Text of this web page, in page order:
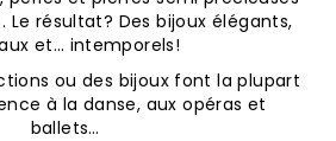
résultat? Des bijoux élégants,
et… intemporels!
ou des bijoux font la plupart
à la danse, aux opéras et
ballets…